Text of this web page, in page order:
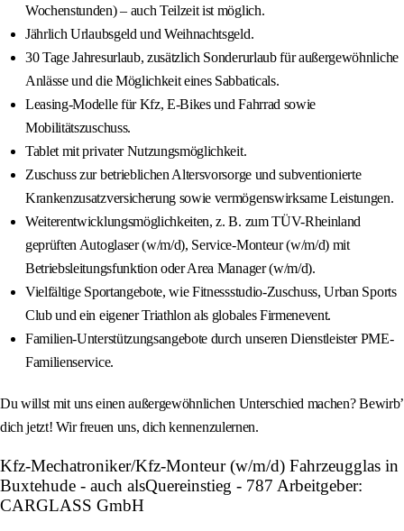
Wochenstunden) – auch Teilzeit ist möglich.
Jährlich Urlaubsgeld und Weihnachtsgeld.
30 Tage Jahresurlaub, zusätzlich Sonderurlaub für außergewöhnliche
Anlässe und die Möglichkeit eines Sabbaticals.
Leasing-Modelle für Kfz, E-Bikes und Fahrrad sowie
Mobilitätszuschuss.
Tablet mit privater Nutzungsmöglichkeit.
Zuschuss zur betrieblichen Altersvorsorge und subventionierte
Krankenzusatzversicherung sowie vermögenswirksame Leistungen.
Weiterentwicklungsmöglichkeiten, z. B. zum TÜV-Rheinland
geprüften Autoglaser (w/m/d), Service-Monteur (w/m/d) mit
Betriebsleitungsfunktion oder Area Manager (w/m/d).
Vielfältige Sportangebote, wie Fitnessstudio-Zuschuss, Urban Sports
Club und ein eigener Triathlon als globales Firmenevent.
Familien-Unterstützungsangebote durch unseren Dienstleister PME-
Familienservice.
Du willst mit uns einen außergewöhnlichen Unterschied machen? Bewirb’
dich jetzt! Wir freuen uns, dich kennenzulernen.
Kfz-Mechatroniker/Kfz-Monteur (w/m/d) Fahrzeugglas in
Buxtehude - auch alsQuereinstieg - 787 Arbeitgeber:
CARGLASS GmbH